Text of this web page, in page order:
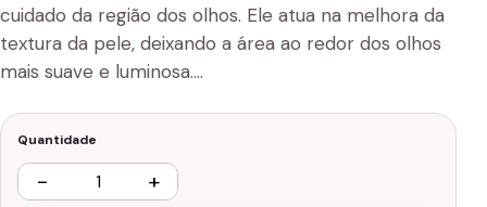
cuidado da região dos olhos. Ele atua na melhora da
textura da pele, deixando a área ao redor dos olhos
mais suave e luminosa.…
Quantidade
− +